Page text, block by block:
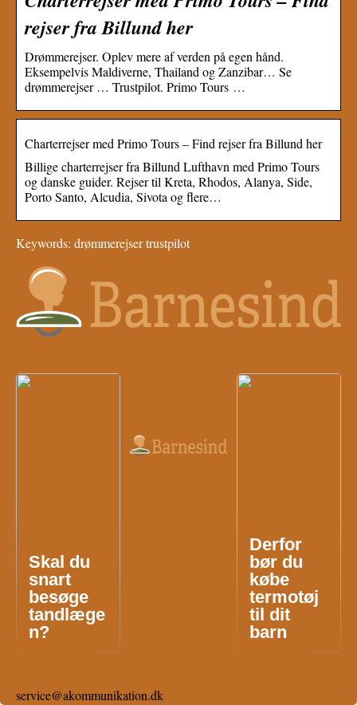
rejser fra Billund her
Drømmerejser. Oplev mere af verden på egen hånd.
Eksempelvis Maldiverne, Thailand og Zanzibar… Se
drømmerejser … Trustpilot. Primo Tours …
Charterrejser med Primo Tours – Find rejser fra Billund her
Billige charterrejser fra Billund Lufthavn med Primo Tours
og danske guider. Rejser til Kreta, Rhodos, Alanya, Side,
Porto Santo, Alcudia, Sivota og flere…
Keywords: drømmerejser trustpilot
Skal du
snart
besøge
tandlæge
n?
Derfor
bør du
købe
termotøj
til dit
barn
service@akommunikation.dk